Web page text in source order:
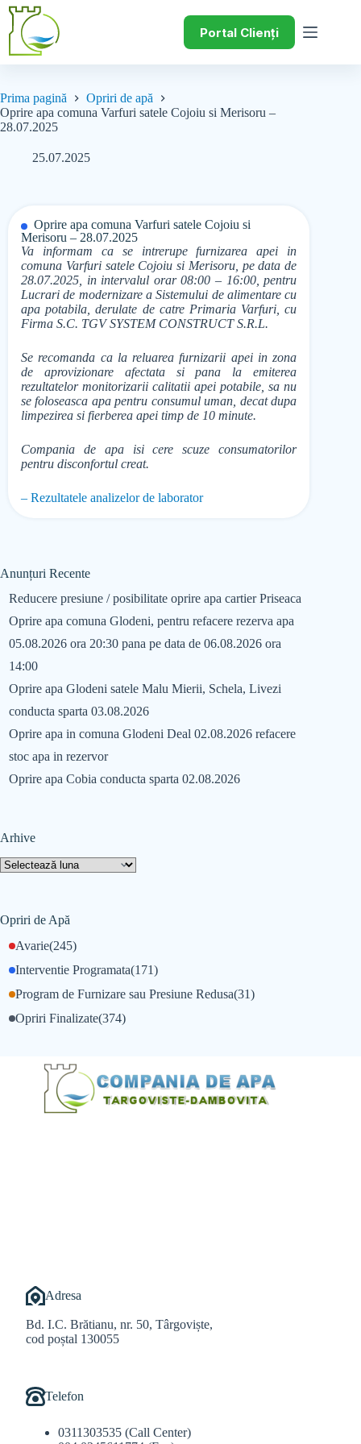
Portal Clienți
Prima pagină
Opriri de apă
Oprire apa comuna Varfuri satele Cojoiu si Merisoru –
28.07.2025
25.07.2025
Oprire apa comuna Varfuri satele Cojoiu si
Merisoru – 28.07.2025
Va informam ca se intrerupe furnizarea apei in
comuna Varfuri satele Cojoiu si Merisoru, pe data de
28.07.2025, in intervalul orar 08:00 – 16:00, pentru
Lucrari de modernizare a Sistemului de alimentare cu
apa potabila, derulate de catre Primaria Varfuri, cu
Firma S.C. TGV SYSTEM CONSTRUCT S.R.L.
Se recomanda ca la reluarea furnizarii apei in zona
de aprovizionare afectata si pana la emiterea
rezultatelor monitorizarii calitatii apei potabile, sa nu
se foloseasca apa pentru consumul uman, decat dupa
limpezirea si fierberea apei timp de 10 minute.
Compania de apa isi cere scuze consumatorilor
pentru disconfortul creat.
– Rezultatele analizelor de laborator
Anunțuri Recente
Reducere presiune / posibilitate oprire apa cartier Priseaca
Oprire apa comuna Glodeni, pentru refacere rezerva apa
05.08.2026 ora 20:30 pana pe data de 06.08.2026 ora
14:00
Oprire apa Glodeni satele Malu Mierii, Schela, Livezi
conducta sparta 03.08.2026
Oprire apa in comuna Glodeni Deal 02.08.2026 refacere
stoc apa in rezervor
Oprire apa Cobia conducta sparta 02.08.2026
Arhive
Opriri de Apă
Avarie(245)
Interventie Programata(171)
Opriri Finalizate(374)
Program de Furnizare sau Presiune Redusa(31)
Adresa
Bd. I.C. Brătianu, nr. 50, Târgoviște,
cod poștal 130055
Telefon
0311303535 (Call Center)